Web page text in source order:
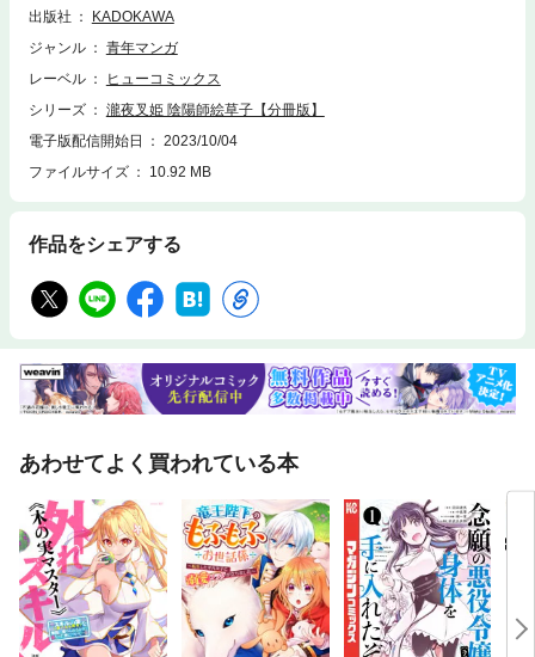
出版社
KADOKAWA
ジャンル
青年マンガ
レーベル
ヒューコミックス
シリーズ
瀧夜叉姫 陰陽師絵草子【分冊版】
電子版配信開始日
2023/10/04
ファイルサイズ
10.92 MB
作品をシェアする
あわせてよく買われている本